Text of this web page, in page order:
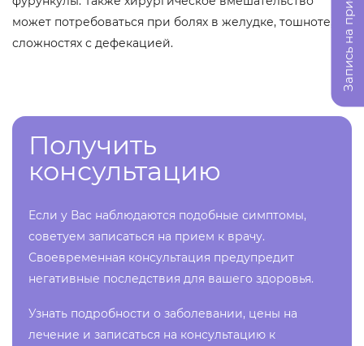
может потребоваться при болях в желудке, тошноте,
сложностях с дефекацией.
Получить
консультацию
Если у Вас наблюдаются подобные симптомы,
советуем записаться на прием к врачу.
Своевременная консультация предупредит
негативные последствия для вашего здоровья.
Узнать подробности о заболевании, цены на
лечение и записаться на консультацию к
Запись на прием